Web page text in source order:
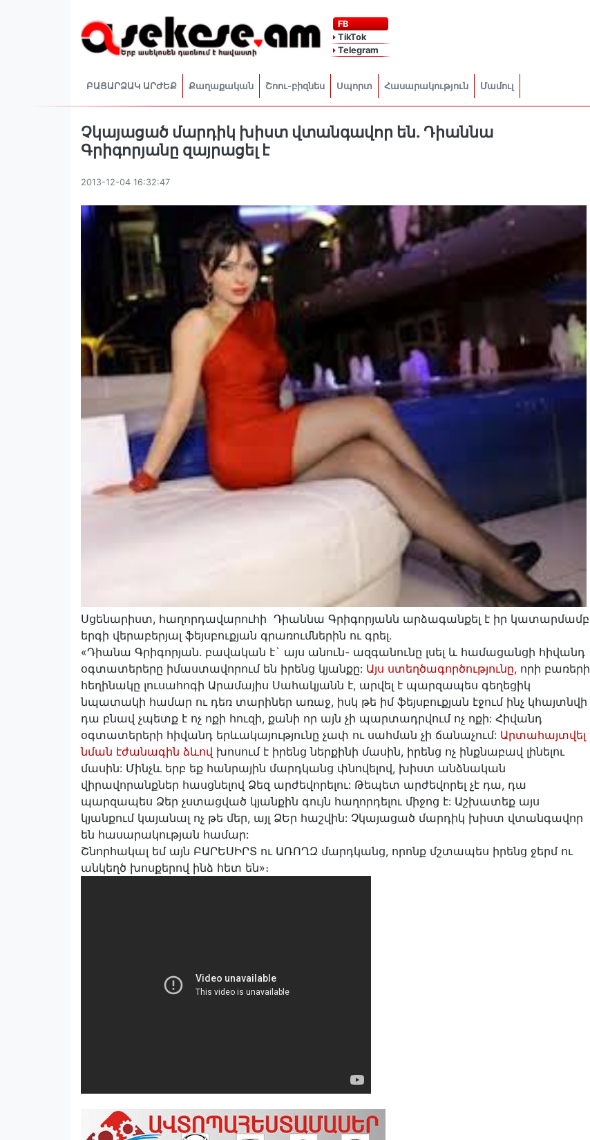
FB
TikTok
Telegram
ԲԱՑԱՐՁԱԿ ԱՐԺԵՔ Քաղաքական Շոու-բիզնես Սպորտ Հասարակություն Մամուլ
Չկայացած մարդիկ խիստ վտանգավոր են. Դիաննա
Գրիգորյանը զայրացել է
2013-12-04 16:32:47
Սցենարիստ, հաղորդավարուհի Դիաննա Գրիգորյանն արձագանքել է իր կատարմամբ
երգի վերաբերյալ ֆեյսբուքյան գրառումներին ու գրել.
«Դիանա Գրիգորյան. բավական է` այս անուն- ազգանունը լսել և համացանցի հիվանդ
օգտատերերը իմաստավորում են իրենց կյանքը: Այս ստեղծագործությունը, որի բառերի
հեղինակը լուսահոգի Արամայիս Սահակյանն է, արվել է պարզապես գեղեցիկ
նպատակի համար ու դեռ տարիներ առաջ, իսկ թե իմ ֆեյսբուքյան էջում ինչ կհայտնվի
դա բնավ չպետք է ոչ ոքի հուզի, քանի որ այն չի պարտադրվում ոչ ոքի: Հիվանդ
օգտատերերի հիվանդ երևակայությունը չափ ու սահման չի ճանաչում: Արտահայտվել
նման էժանագին ձևով խոսում է իրենց ներքինի մասին, իրենց ոչ ինքնաբավ լինելու
մասին: Մինչև երբ եք հանրային մարդկանց փնովելով, խիստ անձնական
վիրավորանքներ հասցնելով Ձեզ արժեվորելու: Թեպետ արժեվորել չէ դա, դա
պարզապես Ձեր չստացված կյանքին գույն հաղորդելու միջոց է: Աշխատեք այս
կյանքում կայանալ ոչ թե մեր, այլ ՁԵր հաշվին: Չկայացած մարդիկ խիստ վտանգավոր
են հասարակության համար:
Շնորհակալ եմ այն ԲԱՐԵՍԻՐՏ ու ԱՌՈՂԶ մարդկանց, որոնք մշտապես իրենց ջերմ ու
անկեղծ խոսքերով ինձ հետ են»։